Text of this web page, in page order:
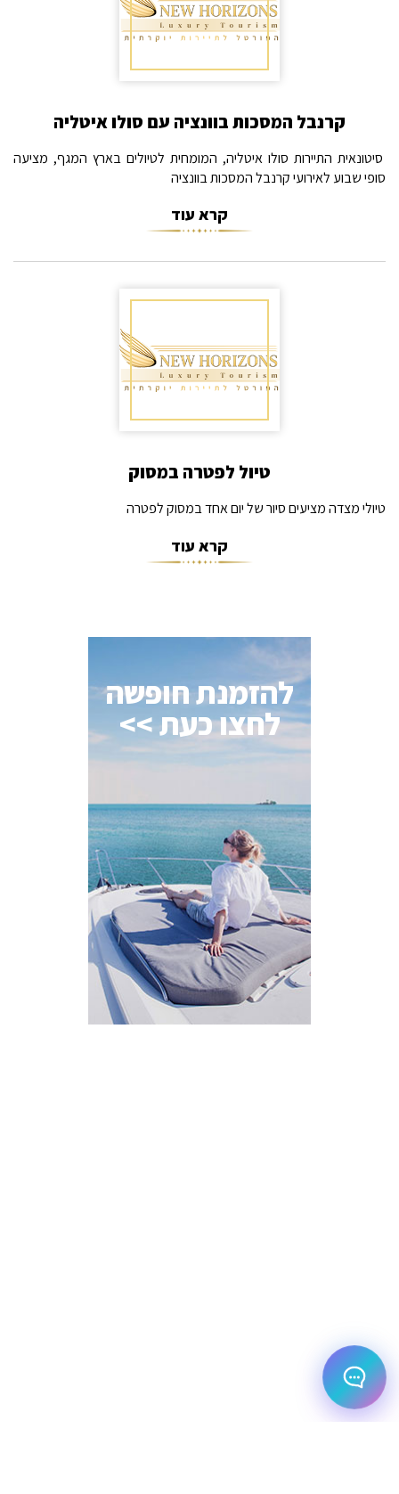
קרנבל המסכות בוונציה עם סולו איטליה
סיטונאית התיירות סולו איטליה, המומחית לטיולים בארץ המגף, מציעה
סופי שבוע לאירועי קרנבל המסכות בוונציה
קרא עוד
טיול לפטרה במסוק
טיולי מצדה מציעים סיור של יום אחד במסוק לפטרה
קרא עוד
להזמנת חופשה
לחצו כעת >>
AI Assistant
איך אפשר לעזור?
בחר אחת מהאפשרויות.